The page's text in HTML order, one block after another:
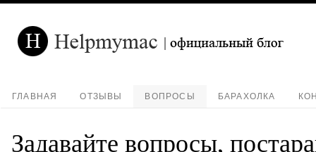
ГЛАВНАЯ ОТЗЫВЫ ВОПРОСЫ БАРАХОЛКА
Задавайте вопросы,